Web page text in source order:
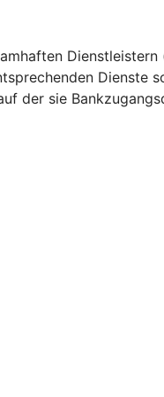
Dienste
der sie